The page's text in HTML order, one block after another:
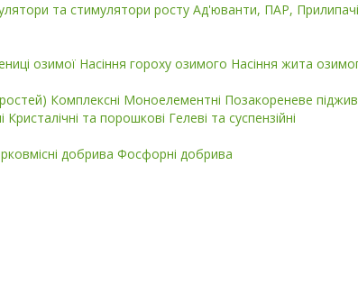
та стимулятори росту Ад'юванти, ПАР,
озимої Насіння гороху озимого Насіння жита
Комплексні Моноелементні Позакореневе
Кристалічні та порошкові Гелеві та суспензійні
добрива Фосфорні добрива